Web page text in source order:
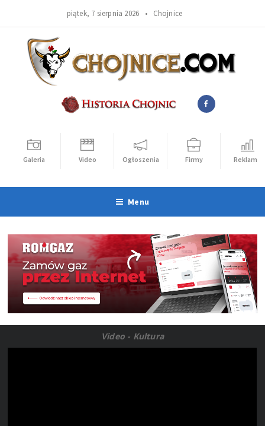
piątek, 7 sierpnia 2026 • Chojnice
Galeria Video Ogłoszenia Firmy Reklama
Menu
Video - Kultura